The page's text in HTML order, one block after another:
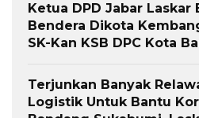
Ketua DPD Jabar
Bendera Dikota
SK-Kan KSB DPC Kota
Terjunkan Banyak
Logistik Untuk Bantu